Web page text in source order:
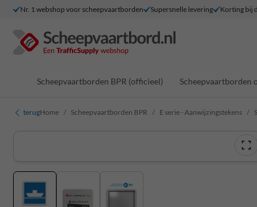
Nr. 1 webshop voor scheepvaartborden Supersnelle levering Korting bij
Scheepvaartborden BPR (officieel) Scheepvaartborden
terugHome Scheepvaartborden BPR E serie - Aanwijzingstekens